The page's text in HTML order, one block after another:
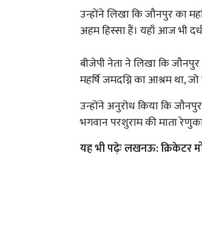
उन्होंने लिखा कि जौनपुर का
अहम हिस्सा हैं। यहाँ आज भी
बीजेपी नेता ने लिखा कि
महर्षि जमदग्नि का आश्रम था,
उन्होंने अनुरोध किया कि
भगवान परशुराम की माता
यह भी पढ़ेःलखनऊ: क्रिकेटर